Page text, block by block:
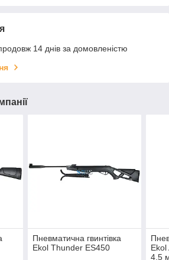
14 днів за домовленістю
Пневматична гвинтівка
Ekol Thunder ES450
Ekol
4,5